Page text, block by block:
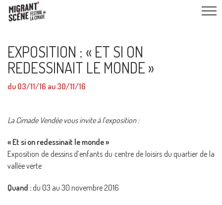
EXPOSITION : « ET SI ON
REDESSINAIT LE MONDE »
du 03/11/16 au 30/11/16
La Cimade Vendée vous invite à l’exposition :
« Et si on redessinait le monde »
Exposition de dessins d’enfants du centre de loisirs du quartier de la
vallée verte
Quand : du 03 au 30 novembre 2016